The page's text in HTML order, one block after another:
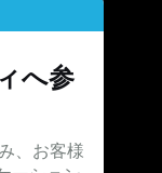
へ参
、お客様